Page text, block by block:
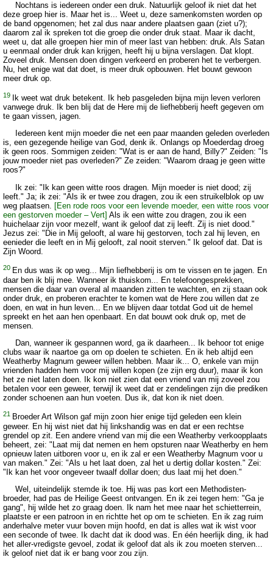
Nochtans is iedereen onder een druk. Natuurlijk geloof ik niet dat het
deze groep hier is. Maar het is... Weet u, deze samenkomsten worden op
de band opgenomen; het zal dus naar andere plaatsen gaan (ziet u?);
daarom zal ik spreken tot die groep die onder druk staat. Maar ik dacht,
weet u, dat alle groepen hier min of meer last van hebben: druk. Als Satan
u eenmaal onder druk kan krijgen, heeft hij u bijna verslagen. Dat klopt.
Zoveel druk. Mensen doen dingen verkeerd en proberen het te verbergen.
Nu, het enige wat dat doet, is meer druk opbouwen. Het bouwt gewoon
meer druk op.
19
Ik weet wat druk betekent. Ik heb pasgeleden bijna mijn leven verloren
vanwege druk. Ik ben blij dat de Here mij de liefhebberij heeft gegeven om
te gaan vissen, jagen.
Iedereen kent mijn moeder die net een paar maanden geleden overleden
is, een gezegende heilige van God, denk ik. Onlangs op Moederdag droeg
ik geen roos. Sommigen zeiden: "Wat is er aan de hand, Billy?" Zeiden: "Is
jouw moeder niet pas overleden?" Ze zeiden: "Waarom draag je geen witte
roos?"
Ik zei: "Ik kan geen witte roos dragen. Mijn moeder is niet dood; zij
leeft." Ja; ik zei: "Als ik er twee zou dragen, zou ik een struikelblok op uw
weg plaatsen.
[Een rode roos voor een levende moeder, een witte roos voor
een gestorven moeder – Vert] Als ik een witte zou dragen, zou ik een
huichelaar zijn voor mezelf, want ik geloof dat zij leeft. Zij is niet dood."
Jezus zei: "Die in Mij gelooft, al ware hij gestorven, toch zal hij leven, en
eenieder die leeft en in Mij gelooft, zal nooit sterven." Ik geloof dat. Dat is
Zijn Woord.
20 En dus was ik op weg... Mijn liefhebberij is om te vissen en te jagen. En
daar ben ik blij mee. Wanneer ik thuiskom... En telefoongesprekken,
mensen die daar van overal al maanden zitten te wachten, en zij staan ook
onder druk, en proberen erachter te komen wat de Here zou willen dat ze
doen, en wat in hun leven... En we blijven daar totdat God uit de hemel
spreekt en het aan hen openbaart. En dat bouwt ook druk op, met de
mensen.
Dan, wanneer ik gespannen word, ga ik daarheen... Ik behoor tot enige
clubs waar ik naartoe ga om op doelen te schieten. En ik heb altijd een
Weatherby Magnum geweer willen hebben. Maar ik... O, enkele van mijn
vrienden hadden hem voor mij willen kopen (ze zijn erg duur), maar ik kon
het ze niet laten doen. Ik kon niet zien dat een vriend van mij zoveel zou
betalen voor een geweer, terwijl ik weet dat er zendelingen zijn die prediken
zonder schoenen aan hun voeten. Dus ik, dat kon ik niet doen.
21 Broeder Art Wilson gaf mijn zoon hier enige tijd geleden een klein
geweer. En hij wist niet dat hij linkshandig was en dat er een rechtse
grendel op zit. Een andere vriend van mij die een Weatherby verkoopplaats
beheert, zei: "Laat mij dat nemen en hem opsturen naar Weatherby en hem
opnieuw laten uitboren voor u, en ik zal er een Weatherby Magnum voor u
van maken." Zei: "Als u het laat doen, zal het u dertig dollar kosten." Zei:
"Ik kan het voor ongeveer twaalf dollar doen; dus laat mij het doen."
Wel, uiteindelijk stemde ik toe. Hij was pas kort een Methodisten-
broeder, had pas de Heilige Geest ontvangen. En ik zei tegen hem: "Ga je
gang", hij wilde het zo graag doen. Ik nam het mee naar het schietterrein,
plaatste er een patroon in en richtte het op om te schieten. En ik zag ruim
anderhalve meter vuur boven mijn hoofd, en dat is alles wat ik wist voor
een seconde of twee. Ik dacht dat ik dood was. En één heerlijk ding, ik had
het aller-vredigste gevoel, zodat ik geloof dat als ik zou moeten sterven...
ik geloof niet dat ik er bang voor zou zijn.